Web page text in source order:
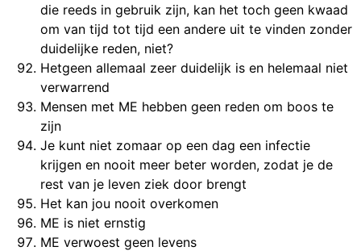
die reeds in gebruik zijn, kan het toch geen kwaad
om van tijd tot tijd een andere uit te vinden zonder
duidelijke reden, niet?
Hetgeen allemaal zeer duidelijk is en helemaal niet
verwarrend
Mensen met ME hebben geen reden om boos te
zijn
Je kunt niet zomaar op een dag een infectie
krijgen en nooit meer beter worden, zodat je de
rest van je leven ziek door brengt
Het kan jou nooit overkomen
ME is niet ernstig
ME verwoest geen levens